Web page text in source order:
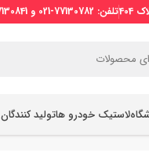
تلفن: 77130782-021 و 77130841-021 موبایل: 09121509773
لاستیک خودرو هاتولید